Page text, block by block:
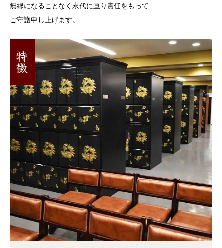
無縁になることなく永代に亘り責任をもって
ご守護申し上げます。
特徴